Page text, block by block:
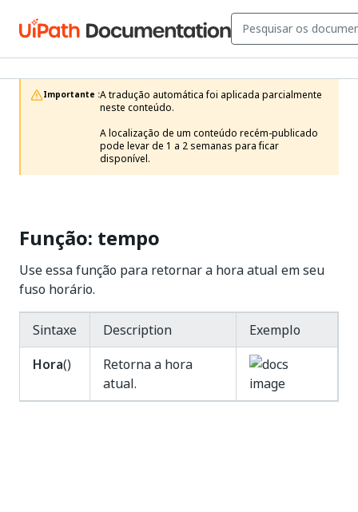
Importante :A tradução automática foi aplicada parcialmente
neste conteúdo.
A localização de um conteúdo recém-publicado
pode levar de 1 a 2 semanas para ficar
disponível.
Função: tempo
Use essa função para retornar a hora atual em seu
fuso horário.
Sintaxe Description
Exemplo
Hora()
Retorna a hora
atual.